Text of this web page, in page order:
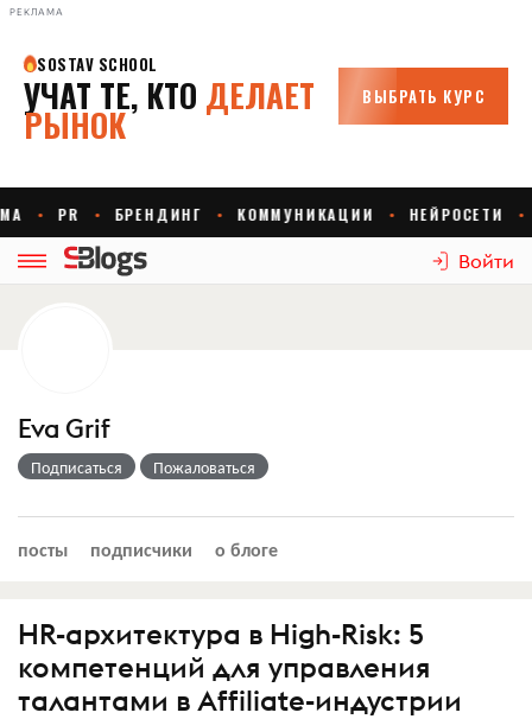
РЕКЛАМА
Войти
Eva Grif
Подписаться Пожаловаться
посты подписчики о блоге
HR-архитектура в High-Risk: 5
компетенций для управления
талантами в Affiliate-индустрии